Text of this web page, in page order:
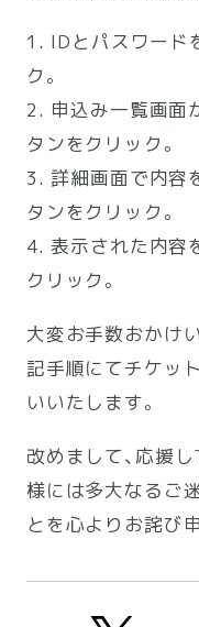
1. IDとパスワード
ク。
2. 申込み一覧画面
タンをクリック。
3. 詳細画面で内容
タンをクリック。
4. 表示された内容
クリック。
大変お手数おかけ
記手順にてチケッ
いいたします。
改めまして、応援
様には多大なるご
とを心よりお詫び